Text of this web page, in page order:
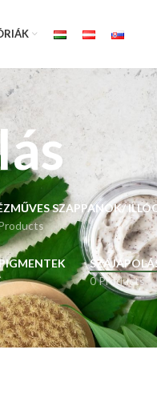
SZAPPANOK/
0 Products